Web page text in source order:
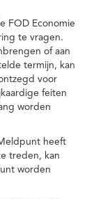
FOD Economie
te vragen.
of aan
termijn, kan
voor
feiten
worden
heeft
treden, kan
worden